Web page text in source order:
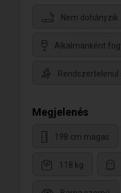
Nem dohányzik
Alkalmanként
Rendszertelenül
Megjelenés
198 cm magas
118 kg